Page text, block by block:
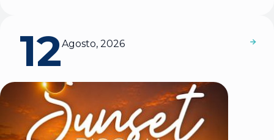
12Agosto, 2026